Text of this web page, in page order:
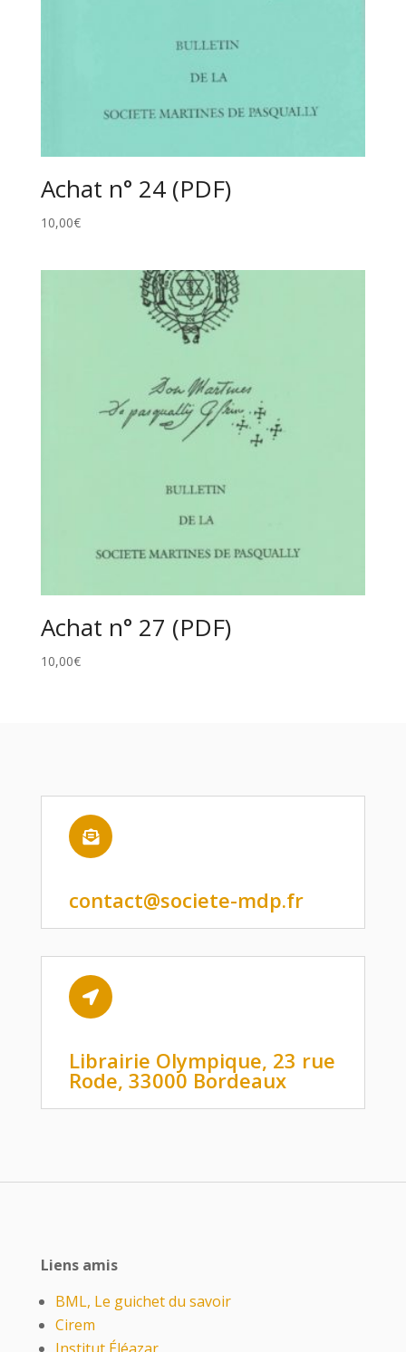
Achat n° 24 (PDF)
10,00€
Achat n° 27 (PDF)
10,00€

contact@societe-mdp.fr

Librairie Olympique, 23 rue
Rode, 33000 Bordeaux
Liens amis
BML, Le guichet du savoir
Cirem